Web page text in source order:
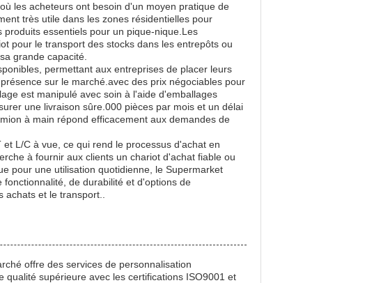
les acheteurs ont besoin d'un moyen pratique de
très utile dans les zones résidentielles pour
essentiels pour un pique-nique.Les
pour le transport des stocks dans les entrepôts ou
grande capacité.
permettant aux entreprises de placer leurs
sur le marché.avec des prix négociables pour
est manipulé avec soin à l'aide d'emballages
une livraison sûre.000 pièces par mois et un délai
à main répond efficacement aux demandes de
L/C à vue, ce qui rend le processus d'achat en
à fournir aux clients un chariot d'achat fiable ou
pour une utilisation quotidienne, le Supermarket
de durabilité et d'options de
et le transport..
offre des services de personnalisation
supérieure avec les certifications ISO9001 et